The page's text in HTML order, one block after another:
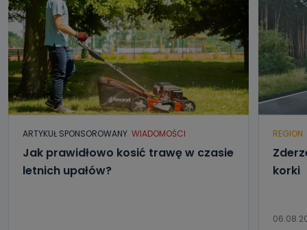
ARTYKUŁ SPONSOROWANY WIADOMOŚCI
Jak prawidłowo kosić trawę w czasie
letnich upałów?
REGION
korki